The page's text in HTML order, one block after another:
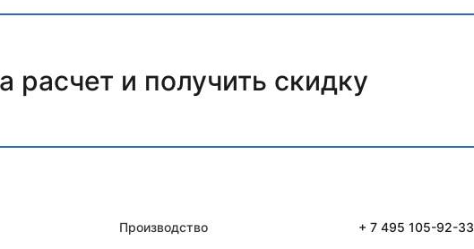
расчет и получить скидку
Производство
+ 7 495 105-92-33